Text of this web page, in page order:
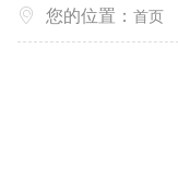
您的位置： 首页